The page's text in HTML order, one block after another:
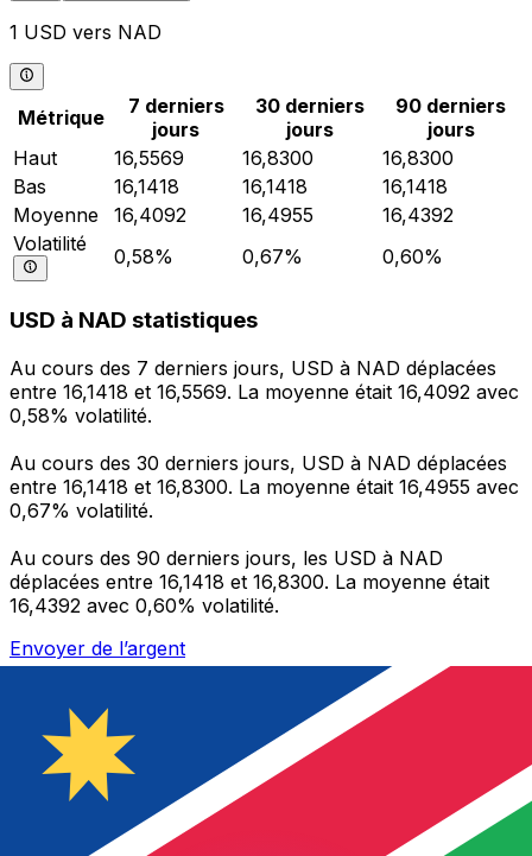
1 USD vers NAD
Métrique
7 derniers
jours
30 derniers
jours
90 derniers
jours
Haut
16,5569 16,8300
16,8300
Bas
16,1418 16,1418
16,1418
Moyenne
16,4092 16,4955
16,4392
Volatilité
0,58% 0,67% 0,60%
USD à NAD statistiques
Au cours des 7 derniers jours, USD à NAD déplacées
entre 16,1418 et 16,5569. La moyenne était 16,4092 avec
0,58% volatilité.
Au cours des 30 derniers jours, USD à NAD déplacées
entre 16,1418 et 16,8300. La moyenne était 16,4955 avec
0,67% volatilité.
Au cours des 90 derniers jours, les USD à NAD
déplacées entre 16,1418 et 16,8300. La moyenne était
16,4392 avec 0,60% volatilité.
Envoyer de l’argent
Gérez votre argent et vos devises lorsque vous
êtes en déplacement
L'application Xe réunit toutes les fonctionnalités
nécessaires pour vos transferts d'argent internationaux
et la gestion de vos devises. Convertissez des devises,
programmez des alertes de taux et transférez de